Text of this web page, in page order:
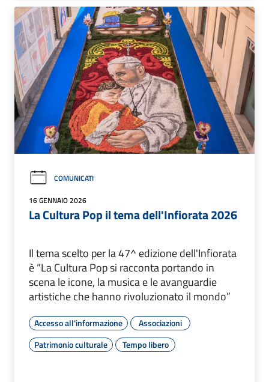
COMUNICATI
16 GENNAIO 2026
La Cultura Pop il tema dell'Infiorata 2026
Il tema scelto per la 47^ edizione dell'Infiorata
è “La Cultura Pop si racconta portando in
scena le icone, la musica e le avanguardie
artistiche che hanno rivoluzionato il mondo”
Accesso all'informazione
Associazioni
Patrimonio culturale
Tempo libero